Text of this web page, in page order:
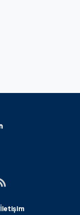
İletişim